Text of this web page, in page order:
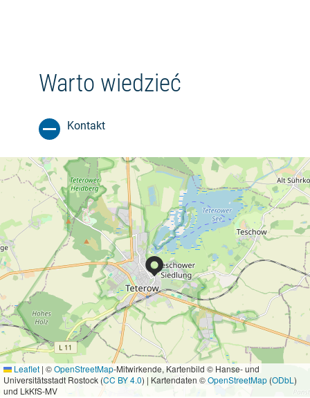
Warto wiedzieć
Kontakt
Leaflet | ©OpenStreetMap-Mitwirkende, Kartenbild © Hanse- und
Universitätsstadt Rostock (CC BY 4.0) | Kartendaten ©OpenStreetMap (ODbL )
und LkKfS-MV